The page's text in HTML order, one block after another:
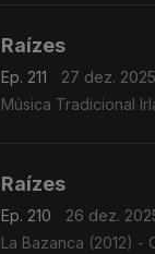
Raízes
Ep. 211
27 dez. 2025
Música Tradicional
Raízes
Ep. 210
26 dez.
La Bazanca (2012) -